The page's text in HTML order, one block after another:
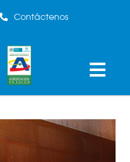
Contáctenos